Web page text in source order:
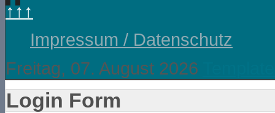
↑↑↑
Impressum / Datenschutz
Freitag, 07. August 2026
Login Form